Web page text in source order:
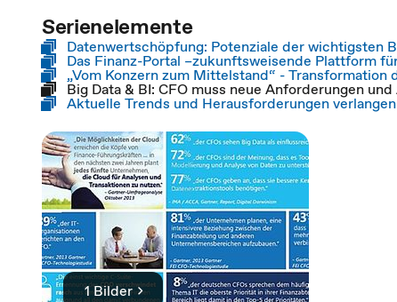
Serienelemente
Datenwertschöpfung: Potenziale der wichtigsten
Das Finanz-Portal –zukunftsweisende Plattform
„Vom Konzern zum Mittelstand“ - Transformation
Big Data & BI: CFO muss neue Anforderungen
Aktuelle Trends und Herausforderungen
1 Bilder